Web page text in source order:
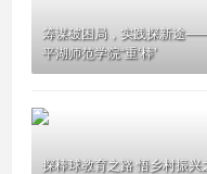
筹谋破困局，实践探新途
平湖师范学院“重‘棒’
探棒球教育之路 悟乡村振